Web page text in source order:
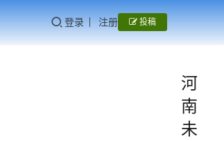
登录 注册 投稿
河
南
未